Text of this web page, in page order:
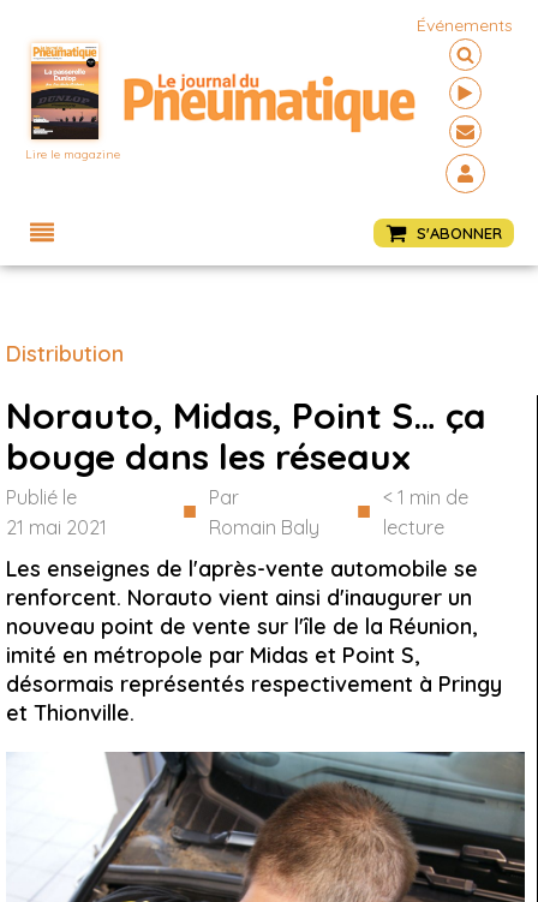
Lire le magazine
Événements
S'ABONNER
Distribution
Norauto, Midas, Point S… ça
bouge dans les réseaux
Publié le
21 mai 2021
■ Par
Romain Baly
■ < 1 min de
lecture
Les enseignes de l'après-vente automobile se
renforcent. Norauto vient ainsi d'inaugurer un
nouveau point de vente sur l'île de la Réunion,
imité en métropole par Midas et Point S,
désormais représentés respectivement à Pringy
et Thionville.